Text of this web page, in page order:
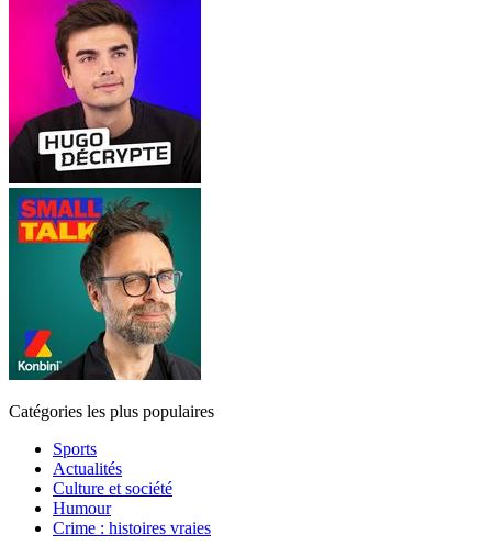
Catégories les plus populaires
Sports
Actualités
Culture et société
Humour
Crime : histoires vraies